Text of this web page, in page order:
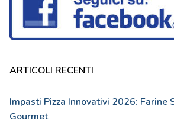
ARTICOLI RECENTI
Impasti Pizza Innovativi 2026: Farine
Gourmet